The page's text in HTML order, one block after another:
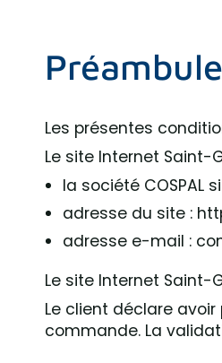
Préambule
Les présentes
Le site Internet Saint-
la société COSPAL
adresse du site :
adresse e-mail :
Le site Internet Saint-
Le client déclare
commande. La